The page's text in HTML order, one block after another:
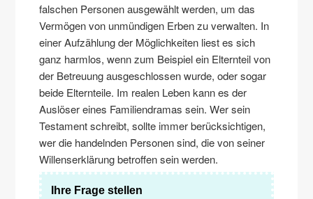
falschen Personen ausgewählt werden, um das
Vermögen von unmündigen Erben zu verwalten. In
einer Aufzählung der Möglichkeiten liest es sich
ganz harmlos, wenn zum Beispiel ein Elternteil von
der Betreuung ausgeschlossen wurde, oder sogar
beide Elternteile. Im realen Leben kann es der
Auslöser eines Familiendramas sein. Wer sein
Testament schreibt, sollte immer berücksichtigen,
wer die handelnden Personen sind, die von seiner
Willenserklärung betroffen sein werden.
Ihre Frage stellen